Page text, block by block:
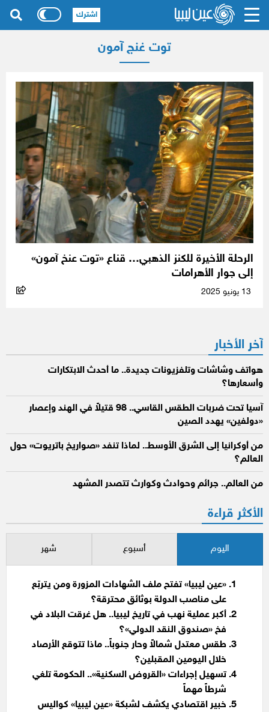
توت غنج آمون
الرحلة الأخيرة للكنز الذهبي… قناع «توت عنخ آمون»
إلى جوار الأهرامات
آخر الأخبار
هواتف وشاشات وتلفزيونات جديدة.. ما أحدث الابتكارات
وأسعارها؟
آسيا تحت ضربات الطقس القاسي.. 98 قتيلاً في الهند وإعصار
«دولفين» يهدد الصين
من أوكرانيا إلى الشرق الأوسط.. لماذا تنفد «صواريخ باتريوت» حول
العالم؟
من العالم.. جرائم وحوادث وكوارث تتصدر المشهد
الأكثر قراءة
اليوم أسبوع شهر
«عين ليبيا» تفتح ملف الشهادات المزورة ومن يتربّع
على مناصب الدولة بوثائق محترقة؟
أكبر عملية نهب في تاريخ ليبيا.. هل غرقت البلاد في
فخ «صندوق النقد الدولي»؟
طقس معتدل شمالاً وحار جنوباً.. ماذا تتوقع الأرصاد
خلال اليومين المقبلين؟
تسهيل إجراءات «القروض السكنية».. الحكومة تلغي
شرطاً مهماً
خبير اقتصادي يكشف لشبكة «عين ليبيا» كواليس
اشترك